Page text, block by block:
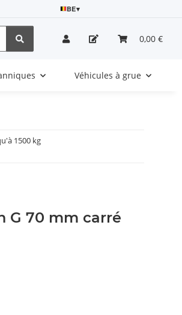
BE▾
0,00 €
Véhicules à grue
1500 kg
G 70 mm carré